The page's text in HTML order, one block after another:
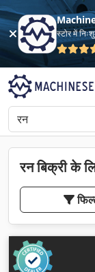
स्टोर में
रन बिक्री के